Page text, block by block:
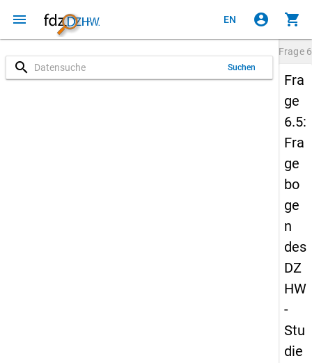
menu EN account_circle shopping_cart
search Suchen
Frage
Fra
ge
6.5:
Fra
ge
bo
ge
n
des
DZ
HW
-
Stu
die